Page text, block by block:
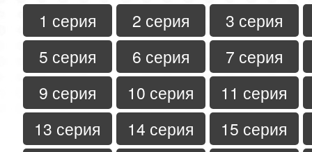
1 серия 2 серия
3 серия
5 серия
6 серия
7 серия
9 серия
10 серия
11 серия
13 серия
14 серия
15 серия